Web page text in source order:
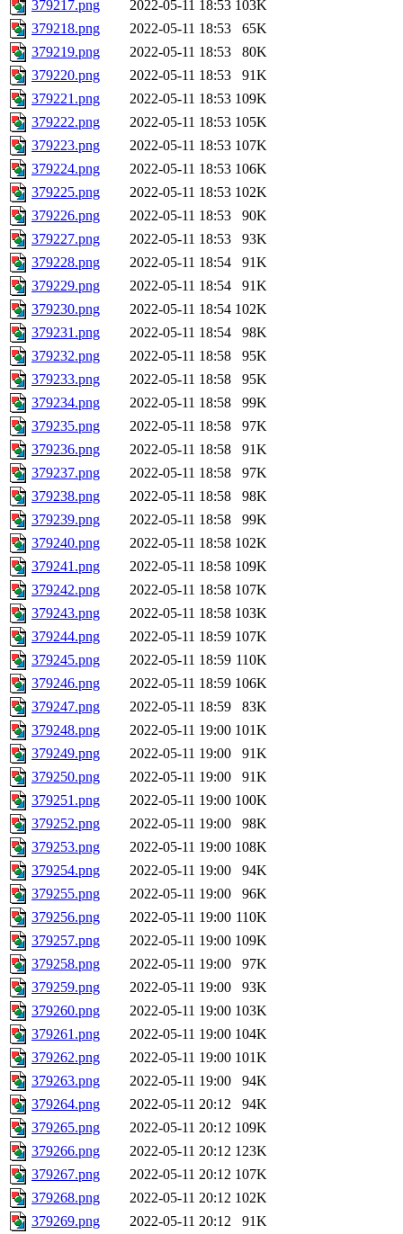
379217.png 2022-05-11 18:53 103K
379218.png
2022-05-11 18:53
65K
379219.png
2022-05-11 18:53
80K
379220.png
2022-05-11 18:53
91K
379221.png
2022-05-11 18:53 109K
379222.png
2022-05-11 18:53 105K
379223.png
2022-05-11 18:53 107K
379224.png
2022-05-11 18:53 106K
379225.png
2022-05-11 18:53 102K
379226.png
2022-05-11 18:53
90K
379227.png
2022-05-11 18:53
93K
379228.png
2022-05-11 18:54
91K
379229.png
2022-05-11 18:54
91K
379230.png
2022-05-11 18:54 102K
379231.png
2022-05-11 18:54
98K
379232.png
2022-05-11 18:58
95K
379233.png
2022-05-11 18:58
95K
379234.png
2022-05-11 18:58
99K
379235.png
2022-05-11 18:58
97K
379236.png
2022-05-11 18:58
91K
379237.png
2022-05-11 18:58
97K
379238.png
2022-05-11 18:58
98K
379239.png
2022-05-11 18:58
99K
379240.png
2022-05-11 18:58 102K
379241.png
2022-05-11 18:58 109K
379242.png
2022-05-11 18:58 107K
379243.png
2022-05-11 18:58 103K
379244.png
2022-05-11 18:59 107K
379245.png
2022-05-11 18:59 110K
379246.png
2022-05-11 18:59 106K
379247.png
2022-05-11 18:59
83K
379248.png
2022-05-11 19:00 101K
379249.png
2022-05-11 19:00
91K
379250.png
2022-05-11 19:00
91K
379251.png
2022-05-11 19:00 100K
379252.png
2022-05-11 19:00
98K
379253.png
2022-05-11 19:00 108K
379254.png
2022-05-11 19:00
94K
379255.png
2022-05-11 19:00
96K
379256.png
2022-05-11 19:00 110K
379257.png
2022-05-11 19:00 109K
379258.png
2022-05-11 19:00
97K
379259.png
2022-05-11 19:00
93K
379260.png
2022-05-11 19:00 103K
379261.png
2022-05-11 19:00 104K
379262.png
2022-05-11 19:00 101K
379263.png
2022-05-11 19:00
94K
379264.png
2022-05-11 20:12
94K
379265.png
2022-05-11 20:12 109K
379266.png
2022-05-11 20:12 123K
379267.png
2022-05-11 20:12 107K
379268.png
2022-05-11 20:12 102K
379269.png
2022-05-11 20:12
91K